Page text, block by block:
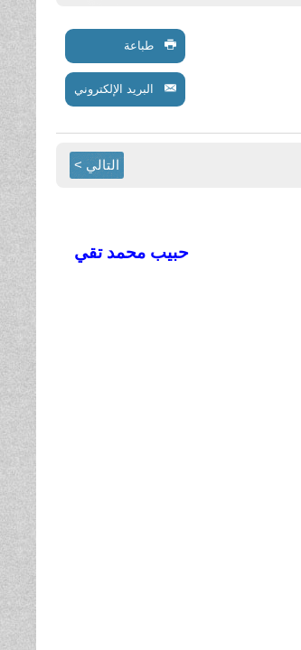
طباعة
البريد الإلكتروني
التالي >
حبيب محمد تقي